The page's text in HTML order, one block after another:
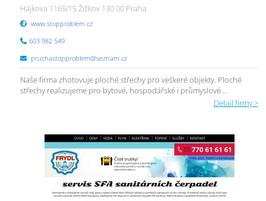
Hájkova 1165/15 Žižkov 130 00 Praha
www.stopproblem.cz
603 982 549
pruchastopproblem@seznam.cz
Naše firma zhotovuje ploché střechy pro veškeré objekty. Ploché
střechy realizujeme pro bytové, hospodářské i průmyslové ...
Detail firmy >